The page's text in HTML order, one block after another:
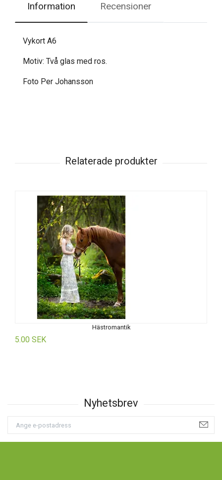
Information Recensioner
Vykort A6
Motiv: Två glas med ros.
Foto Per Johansson
Hästromantik
5.00 SEK